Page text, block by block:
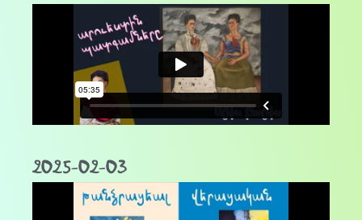
2025-02-03